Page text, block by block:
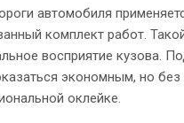
автомобиля
комплект работ.
восприятие кузова.
экономным, но
оклейке.